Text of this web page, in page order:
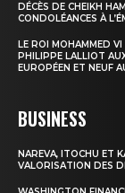
Insight
À propos
Formules
Mon compte
DÉCÈS DE CHEIKH
CONDOLÉANCES À
LE ROI MOHAMMED
PHILIPPE LALLIOT
EUROPÉEN ET NEUF
BUSINESS
NAREVA, ITOCHU ET
VALORISATION DES